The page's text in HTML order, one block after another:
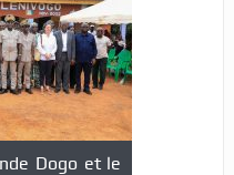
Dogo et le